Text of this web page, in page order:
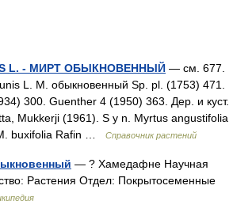
L. - МИРТ ОБЫКНОВЕННЫЙ — см. 677.
L. М. обыкновенный Sp. pl. (1753) 471.
300. Guenther 4 (1950) 363. Дер. и куст.
Mukkerji (1961). S y n. Myrtus angustifolia
buxifolia Rafin …
Справочник растений
— ? Хамедафне Научная
Растения Отдел: Покрытосеменные